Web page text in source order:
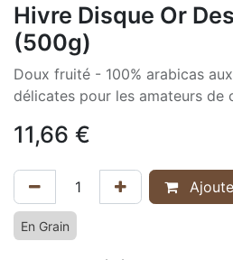
Hivre Disque Or
(500g)
Doux fruité - 100% arabicas
délicates pour les amateurs de
11,66 €
En Grain